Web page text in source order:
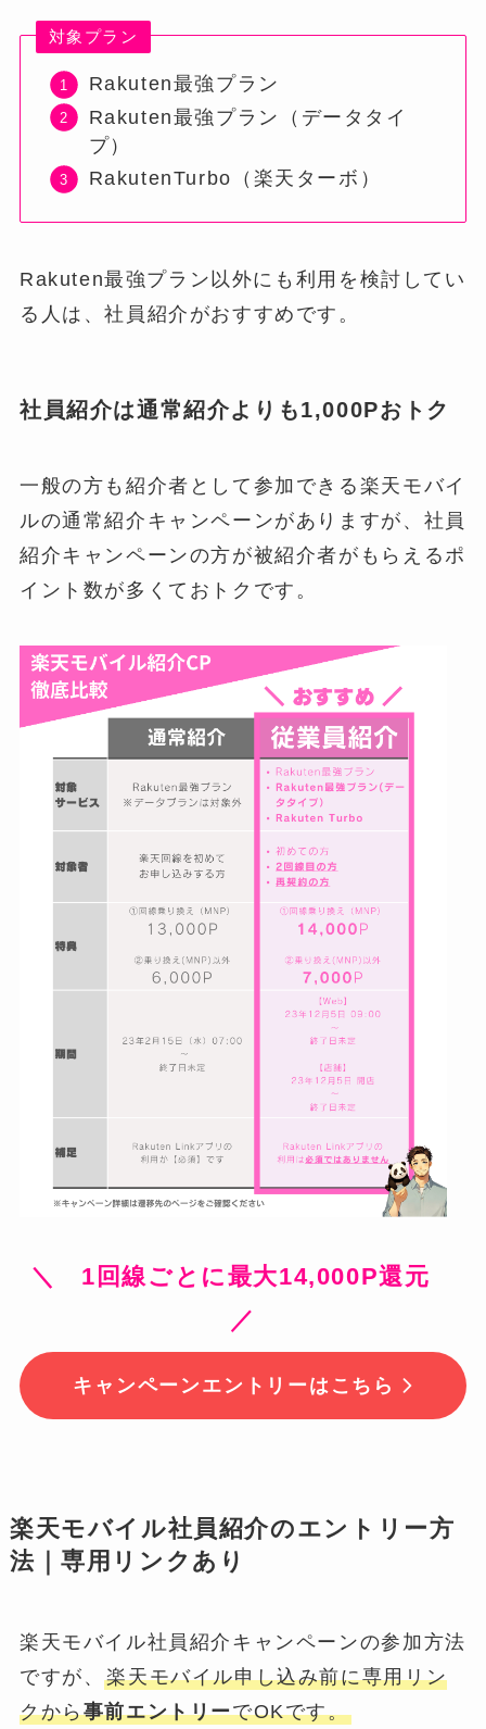
対象プラン
Rakuten最強プラン
Rakuten最強プラン（データタイ
プ）
RakutenTurbo（楽天ターボ）
Rakuten最強プラン以外にも利用を検討してい
る人は、社員紹介がおすすめです。
社員紹介は通常紹介よりも1,000Pおトク
一般の方も紹介者として参加できる楽天モバイ
ルの通常紹介キャンペーンがありますが、社員
紹介キャンペーンの方が被紹介者がもらえるポ
イント数が多くておトクです。
＼ 1回線ごとに最大14,000P還元
／
キャンペーンエントリーはこちら
楽天モバイル社員紹介のエントリー方
法｜専用リンクあり
楽天モバイル社員紹介キャンペーンの参加方法
ですが、楽天モバイル申し込み前に専用リン
クから事前エントリーでOKです。